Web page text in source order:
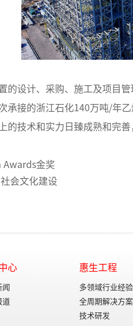
的设计、采购、施工及项目
承接的浙江石化140万吨/年
技术和实力日臻成熟和完
Awards金奖
会文化建设
心
闻
道
惠生工程
多领域行业经验
全周期解决方案
技术研发